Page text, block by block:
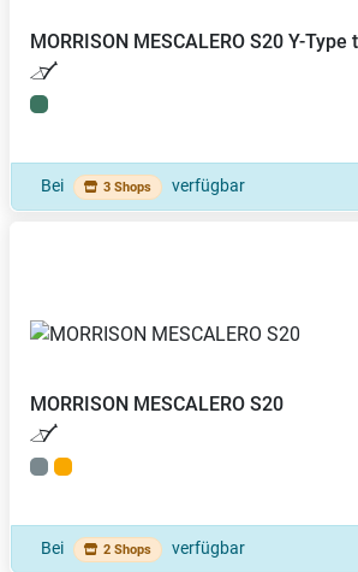
MORRISON MESCALERO S20 Y-
Bei 3 Shops verfügbar
MORRISON MESCALERO S20
Bei 2 Shops verfügbar